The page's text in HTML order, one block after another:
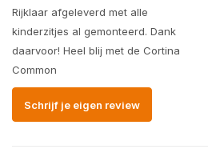
Rijklaar afgeleverd met alle
kinderzitjes al gemonteerd. Dank
daarvoor! Heel blij met de Cortina
Common
Schrijf je eigen review